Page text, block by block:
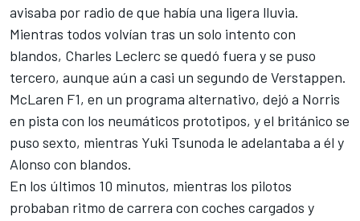
avisaba por radio de que había una ligera lluvia.
Mientras todos volvían tras un solo intento con
blandos, Charles Leclerc se quedó fuera y se puso
tercero, aunque aún a casi un segundo de Verstappen.
McLaren F1, en un programa alternativo, dejó a Norris
en pista con los neumáticos prototipos, y el británico se
puso sexto, mientras Yuki Tsunoda le adelantaba a él y
Alonso con blandos.
En los últimos 10 minutos, mientras los pilotos
probaban ritmo de carrera con coches cargados y